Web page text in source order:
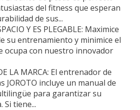
del fitness que esperan
de sus...
Y ES PLEGABLE: Maximice
su entrenamiento y minimice el
ocupa con nuestro innovador
LA MARCA: El entrenador de
JOROTO incluye un manual de
para garantizar su
Si tiene...